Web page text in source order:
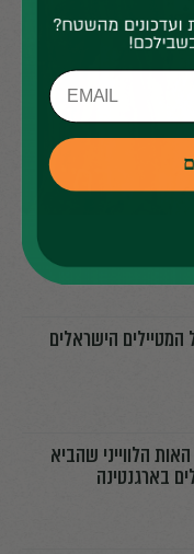
הישראלים
בכביש 40: האות הלווייני שהביא
בארגנטינה